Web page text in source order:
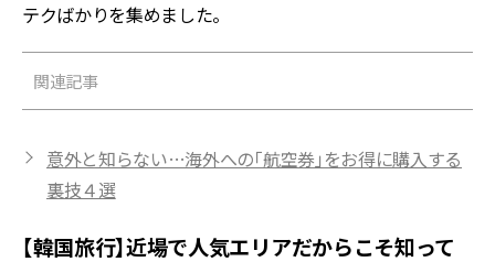
テクばかりを集めました。
関連記事
意外と知らない…海外への「航空券」をお得に購入する
裏技４選
【韓国旅行】近場で人気エリアだからこそ知って